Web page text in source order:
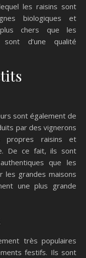
les raisins sont
biologiques et
chers que les
sont d’une qualité
sont également de
par des vignerons
propres raisins et
De ce fait, ils sont
que les
les grandes maisons
une plus grande
très populaires
festifs. Ils sont